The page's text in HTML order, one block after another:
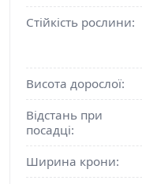
Стійкість рослини:
Висота дорослої:
Відстань при
посадці:
Ширина крони: